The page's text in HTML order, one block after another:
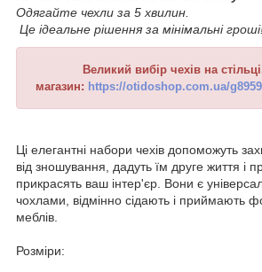
Одягайте чехли за 5 хвилин.
Це ідеальне рішення за мінімальні
Великий вибір чехів на
магазин: https://otidoshop.com.ua/
Ці елегантні набори чехів допоможуть
від зношування, дадуть їм друге життя і
прикрасять ваш інтер'єр. Вони є
чохлами, відмінно сідають і приймають
меблів.
Розміри: